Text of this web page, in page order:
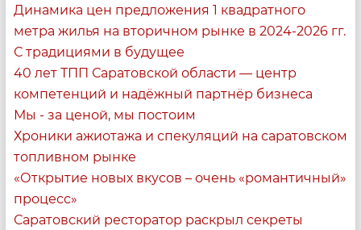
08:00
Динамика цен предложения 1 квадратного
метра жилья на вторичном рынке в 2024-2026 гг.
С традициями в будущее
40 лет ТПП Саратовской области — центр
компетенций и надёжный партнёр бизнеса
Мы - за ценой, мы постоим
Хроники ажиотажа и спекуляций на саратовском
топливном рынке
«Открытие новых вкусов – очень «романтичный»
процесс»
Саратовский ресторатор раскрыл секреты